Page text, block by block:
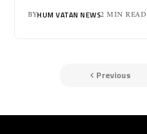
BYHUM VATAN NEWS2 MIN READ
Previous